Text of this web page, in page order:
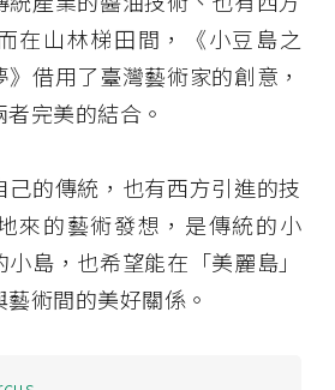
在山林梯田間，《小豆島之
借用了臺灣藝術家的創意，
完美的結合。
的傳統，也有西方引進的技
來的藝術發想，是傳統的小
島，也希望能在「美麗島」
術間的美好關係。